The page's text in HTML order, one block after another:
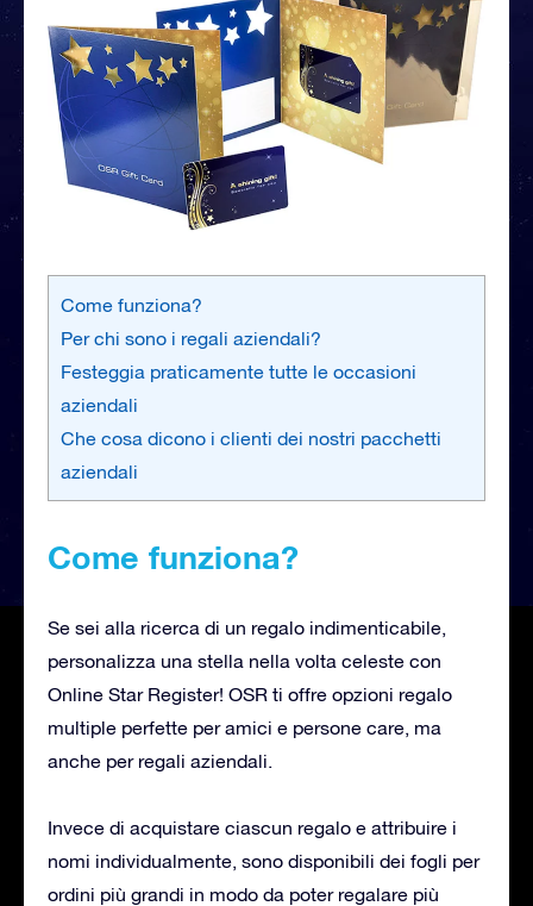
Come funziona?
Per chi sono i regali aziendali?
Festeggia praticamente tutte le occasioni
aziendali
Che cosa dicono i clienti dei nostri pacchetti
aziendali
Come funziona?
Se sei alla ricerca di un regalo indimenticabile,
personalizza una stella nella volta celeste con
Online Star Register! OSR ti offre opzioni regalo
multiple perfette per amici e persone care, ma
anche per regali aziendali.
Invece di acquistare ciascun regalo e attribuire i
nomi individualmente, sono disponibili dei fogli per
ordini più grandi in modo da poter regalare più